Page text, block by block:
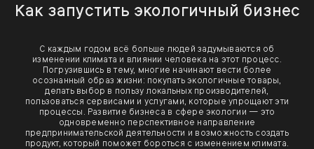
Как запустить экологичный бизнес
С каждым годом всё больше людей задумываются об
изменении климата и влиянии человека на этот процесс.
Погрузившись в тему, многие начинают вести более
осознанный образ жизни: покупать экологичные товары,
делать выбор в пользу локальных производителей,
пользоваться сервисами и услугами, которые упрощают эти
процессы. Развитие бизнеса в сфере экологии — это
одновременно перспективное направление
предпринимательской деятельности и возможность создать
продукт, который поможет бороться с изменением климата.